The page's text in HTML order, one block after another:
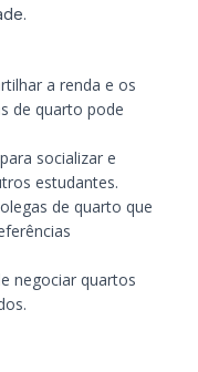
a renda e os
de quarto pode
socializar e
estudantes.
de quarto que
negociar quartos